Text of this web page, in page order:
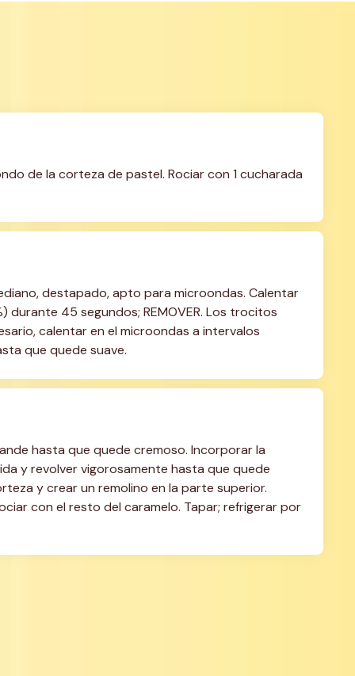
de la corteza de pastel. Rociar con 1 cucharada
destapado, apto para microondas. Calentar
durante 45 segundos; REMOVER. Los trocitos
calentar en el microondas a intervalos
que quede suave.
hasta que quede cremoso. Incorporar la
y revolver vigorosamente hasta que quede
y crear un remolino en la parte superior.
con el resto del caramelo. Tapar; refrigerar por